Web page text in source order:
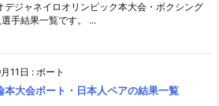
デジャネイロオリンピック本大会・ボクシング
手結果一覧です。 ...
11日 : ボート
本大会ボート・日本人ペアの結果一覧